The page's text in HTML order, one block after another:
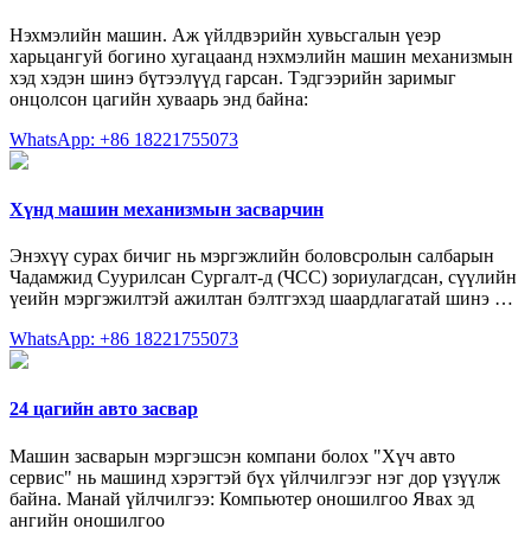
Нэхмэлийн машин. Аж үйлдвэрийн хувьсгалын үеэр
харьцангуй богино хугацаанд нэхмэлийн машин механизмын
хэд хэдэн шинэ бүтээлүүд гарсан. Тэдгээрийн заримыг
онцолсон цагийн хуваарь энд байна:
WhatsApp: +86 18221755073
Хүнд машин механизмын засварчин
Энэхүү сурах бичиг нь мэргэжлийн боловсролын салбарын
Чадамжид Суурилсан Сургалт-д (ЧСС) зориулагдсан, сүүлийн
үеийн мэргэжилтэй ажилтан бэлтгэхэд шаардлагатай шинэ …
WhatsApp: +86 18221755073
24 цагийн авто засвар
Машин засварын мэргэшсэн компани болох "Хүч авто
сервис" нь машинд хэрэгтэй бүх үйлчилгээг нэг дор үзүүлж
байна. Манай үйлчилгээ: Компьютер оношилгоо Явах эд
ангийн оношилгоо